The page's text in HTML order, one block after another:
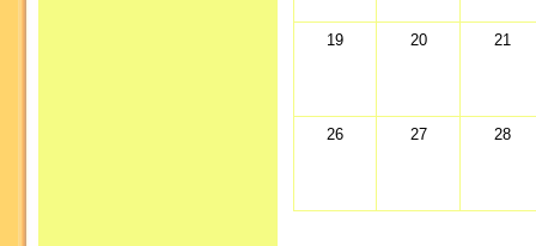
19 20 21
26 27 28